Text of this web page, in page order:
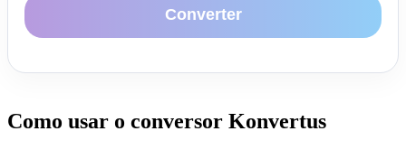
Converter
Como usar o conversor Konvertus